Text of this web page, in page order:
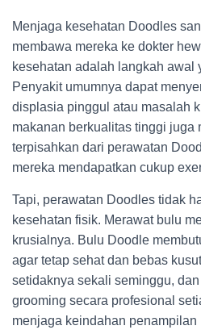
Menjaga kesehatan Doodles
membawa mereka ke dokter
kesehatan adalah langkah awal
Penyakit umumnya dapat
displasia pinggul atau masalah
makanan berkualitas tinggi juga
terpisahkan dari perawatan
mereka mendapatkan cukup
Tapi, perawatan Doodles tidak
kesehatan fisik. Merawat bulu
krusialnya. Bulu Doodle
agar tetap sehat dan bebas
setidaknya sekali seminggu,
grooming secara profesional
menjaga keindahan